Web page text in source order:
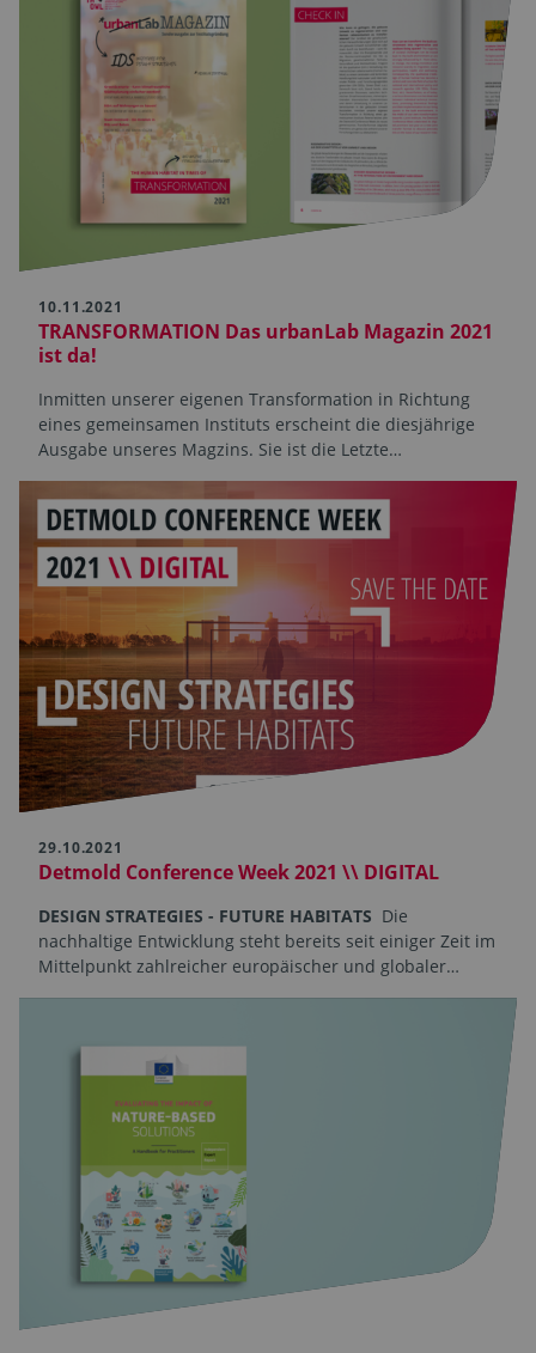
10.11.2021
TRANSFORMATION Das urbanLab Magazin 2021
ist da!
Inmitten unserer eigenen Transformation in Richtung
eines gemeinsamen Instituts erscheint die diesjährige
Ausgabe unseres Magzins. Sie ist die Letzte…
29.10.2021
Detmold Conference Week 2021 \\ DIGITAL
DESIGN STRATEGIES - FUTURE HABITATS Die
nachhaltige Entwicklung steht bereits seit einiger Zeit im
Mittelpunkt zahlreicher europäischer und globaler…